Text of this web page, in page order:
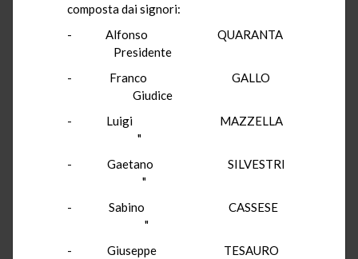
composta dai signori:
- Alfonso QUARANTA
Presidente
- Franco GALLO
Giudice
- Luigi MAZZELLA
"
- Gaetano SILVESTRI
"
- Sabino CASSESE
"
- Giuseppe TESAURO